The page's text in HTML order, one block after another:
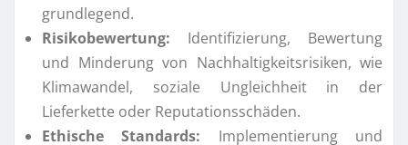
grundlegend.
Risikobewertung: Identifizierung, Bewertung
und Minderung von Nachhaltigkeitsrisiken, wie
Klimawandel, soziale Ungleichheit in der
Lieferkette oder Reputationsschäden.
Ethische Standards: Implementierung und